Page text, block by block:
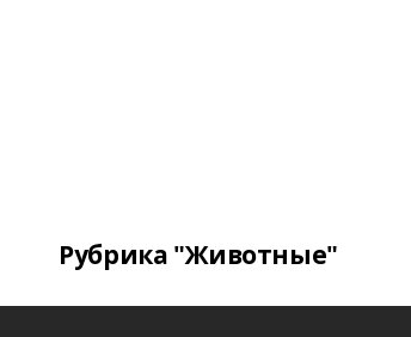
Рубрика "Животные"